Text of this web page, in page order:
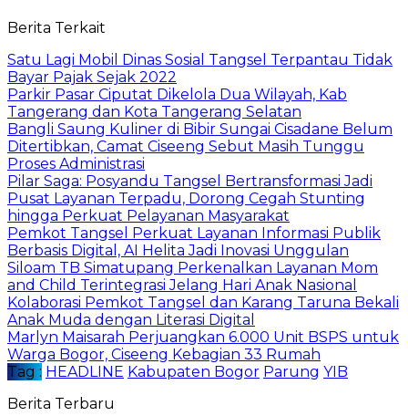
Berita Terkait
Satu Lagi Mobil Dinas Sosial Tangsel Terpantau Tidak
Bayar Pajak Sejak 2022
Parkir Pasar Ciputat Dikelola Dua Wilayah, Kab
Tangerang dan Kota Tangerang Selatan
Bangli Saung Kuliner di Bibir Sungai Cisadane Belum
Ditertibkan, Camat Ciseeng Sebut Masih Tunggu
Proses Administrasi
Pilar Saga: Posyandu Tangsel Bertransformasi Jadi
Pusat Layanan Terpadu, Dorong Cegah Stunting
hingga Perkuat Pelayanan Masyarakat
Pemkot Tangsel Perkuat Layanan Informasi Publik
Berbasis Digital, AI Helita Jadi Inovasi Unggulan
Siloam TB Simatupang Perkenalkan Layanan Mom
and Child Terintegrasi Jelang Hari Anak Nasional
Kolaborasi Pemkot Tangsel dan Karang Taruna Bekali
Anak Muda dengan Literasi Digital
Marlyn Maisarah Perjuangkan 6.000 Unit BSPS untuk
Warga Bogor, Ciseeng Kebagian 33 Rumah
Tag : HEADLINE Kabupaten Bogor Parung YIB
Berita Terbaru